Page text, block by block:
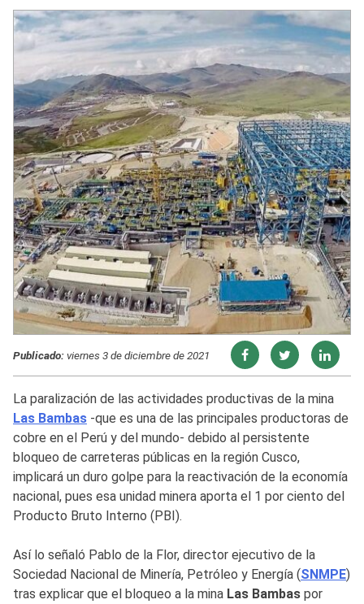
Publicado:viernes 3 de diciembre de 2021
La paralización de las actividades productivas de la mina
Las Bambas -que es una de las principales productoras de
cobre en el Perú y del mundo- debido al persistente
bloqueo de carreteras públicas en la región Cusco,
implicará un duro golpe para la reactivación de la economía
nacional, pues esa unidad minera aporta el 1 por ciento del
Producto Bruto Interno (PBI).
Así lo señaló Pablo de la Flor, director ejecutivo de la
Sociedad Nacional de Minería, Petróleo y Energía (SNMPE)
tras explicar que el bloqueo a la mina Las Bambas por